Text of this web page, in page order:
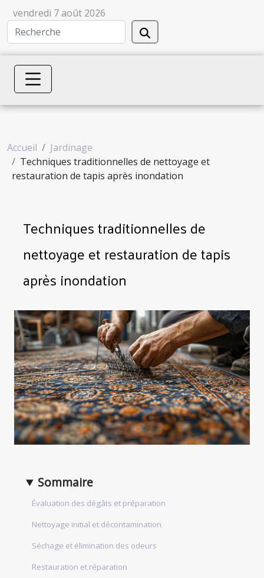
vendredi 7 août 2026
Accueil
Jardinage
Techniques traditionnelles de nettoyage et
restauration de tapis après inondation
Techniques traditionnelles de
nettoyage et restauration de tapis
après inondation
Sommaire
Évaluation des dégâts et préparation
Nettoyage initial et décontamination
Séchage et élimination des odeurs
Restauration et réparation